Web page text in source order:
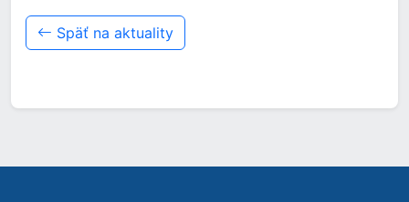
Späť na aktuality